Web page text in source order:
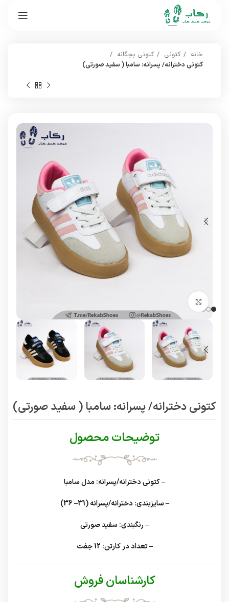
خانه کتونی
کتونی بچگانه
کتونی دخترانه/ پسرانه: سامبا ( سفید صورتی)
کتونی دخترانه/ پسرانه: سامبا ( سفید صورتی)
توضیحات محصول
– کتونی دخترانه/پسرانه: مدل سامبا
– سایزبندی: دخترانه/پسرانه (31– 36)
– رنگبندی: سفید صورتی
– تعداد در کارتن: 12 جفت
کارشناسان فروش